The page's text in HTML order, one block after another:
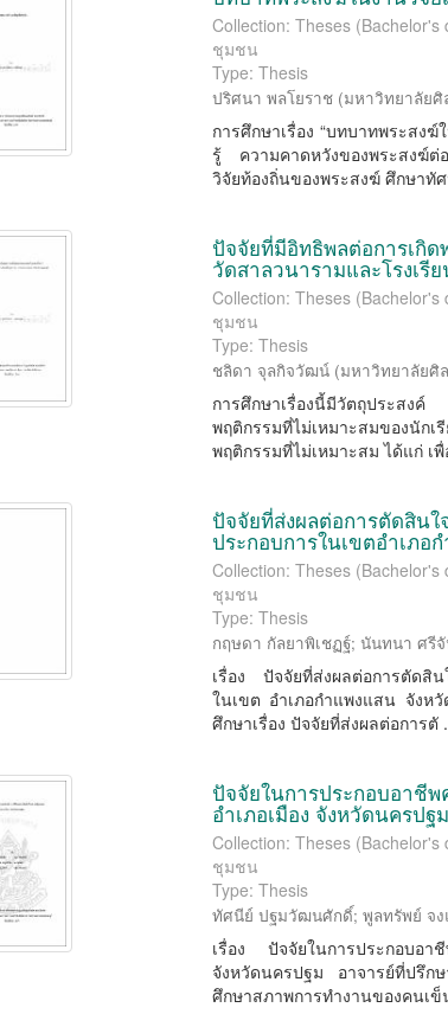
Collection: Theses
ชุมชน
Type: Thesis
ปริศนา พลโยราช (มหาวิทยาลัยศิ
การศึกษาเรื่อง “บทบาทพระสง
รู้ ความคาดหวังของพระสงฆ์ต่
วิจัยท้องถิ่นของพระสงฆ์ ศึกษาทั
ปัจจัยที่มีอิทธิพลต่อการเกิด
วัดสาลวนารามและโรงเ
Collection: Theses
ชุมชน
Type: Thesis
ชลิดา จุลกิจวัฒน์ (มหาวิทยาลัยศิ
การศึกษาเรื่องนี้มีวัตถุประสงค์
พฤติกรรมที่ไม่เหมาะสมของนัก
พฤติกรรมที่ไม่เหมาะสม ได้แก่ เ
ปัจจัยที่ส่งผลต่อการตัดสิน
ประกอบการในเขตอำเภอ
Collection: Theses
ชุมชน
Type: Thesis
กฤษดา กัลยาพิเชฏฐ์;นันทนา ศรี
เรื่อง ปัจจัยที่ส่งผลต่อการตัดสิน
ในเขต อําเภอกําแพงแสน จังห
ศึกษาเรื่อง ปัจจัยที่ส่งผลต่อการตั
ปัจจัยในการประกอบอาชี
อำเภอเมือง จังหวัดนครปฐม
Collection: Theses
ชุมชน
Type: Thesis
ทัศนีย์ ปฐมวัฒนศักดิ์;พูลทรัพย์ จ
เรื่อง ปัจจัยในการประกอบอ
จังหวัดนครปฐม อาจารย์ที่ปรึก
ศึกษาสภาพการทํางานของคนเ